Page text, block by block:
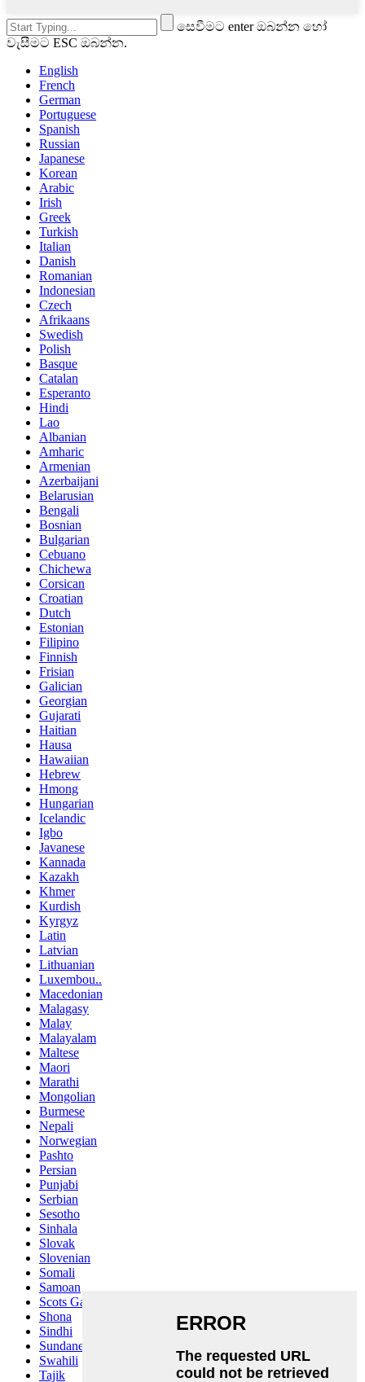
සෙවීමට enter ඔබන්න හෝ
වැසීමට ESC ඔබන්න.
English
French
German
Portuguese
Spanish
Russian
Japanese
Korean
Arabic
Irish
Greek
Turkish
Italian
Danish
Romanian
Indonesian
Czech
Afrikaans
Swedish
Polish
Basque
Catalan
Esperanto
Hindi
Lao
Albanian
Amharic
Armenian
Azerbaijani
Belarusian
Bengali
Bosnian
Bulgarian
Cebuano
Chichewa
Corsican
Croatian
Dutch
Estonian
Filipino
Finnish
Frisian
Galician
Georgian
Gujarati
Haitian
Hausa
Hawaiian
Hebrew
Hmong
Hungarian
Icelandic
Igbo
Javanese
Kannada
Kazakh
Khmer
Kurdish
Kyrgyz
Latin
Latvian
Lithuanian
Luxembou..
Macedonian
Malagasy
Malay
Malayalam
Maltese
Maori
Marathi
Mongolian
Burmese
Nepali
Norwegian
Pashto
Persian
Punjabi
Serbian
Sesotho
Sinhala
Slovak
Slovenian
Somali
Samoan
Scots Gaelic
Shona
Sindhi
Sundanese
Swahili
Tajik